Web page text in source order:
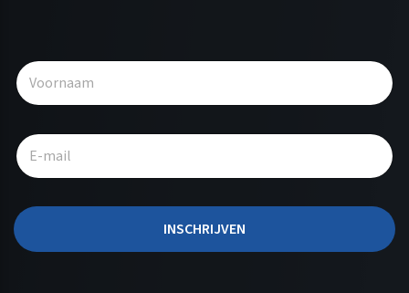
INSCHRIJVEN
l
r
t